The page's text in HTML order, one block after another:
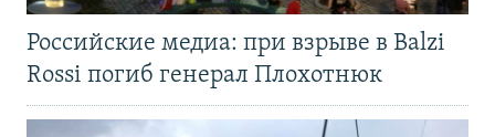
Российские медиа: при взрыве в Balzi
Rossi погиб генерал Плохотнюк